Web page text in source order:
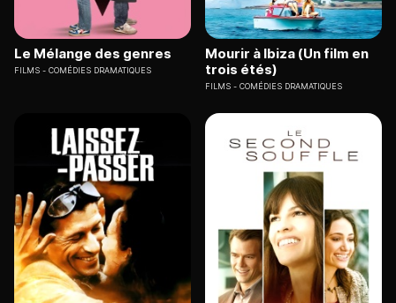
Le Mélange des genres
FILMS COMÉDIES DRAMATIQUES
Mourir à Ibiza (Un film en
trois étés)
FILMS COMÉDIES DRAMATIQUES